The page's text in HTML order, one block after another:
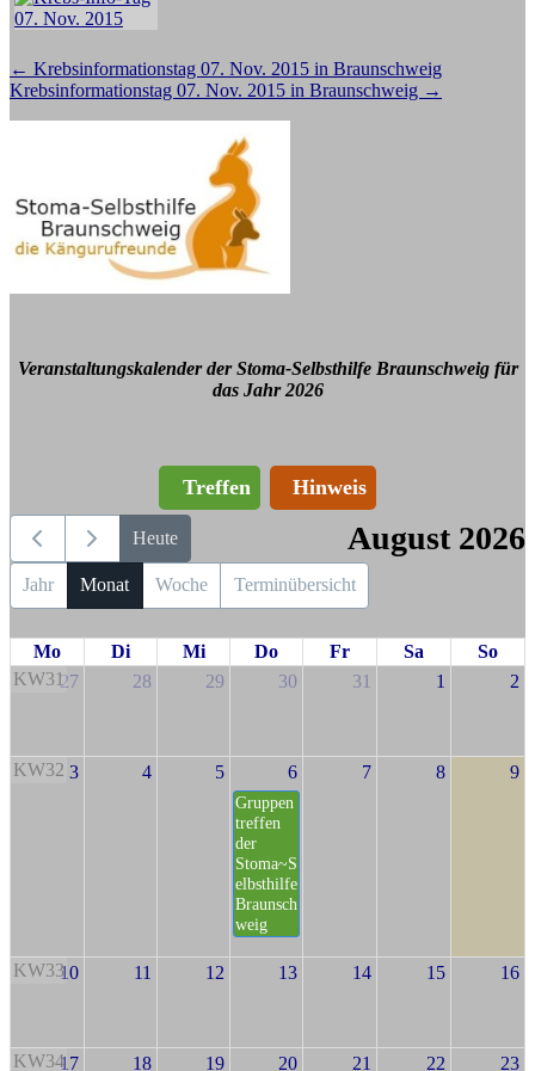
Beitragsnavigation
← Krebsinformationstag 07. Nov. 2015 in Braunschweig
Krebsinformationstag 07. Nov. 2015 in Braunschweig →
Veranstaltungskalender der Stoma-Selbsthilfe Braunschweig für
das Jahr 2026
Treffen Hinweis
Heute August 2026
Jahr Monat Woche Terminübersicht
Mo Di Mi Do Fr Sa
So
KW3127 28 29 30 31 1 2
KW32 3 4 5 6
Gruppen
treffen
der
Stoma~S
elbsthilfe
Braunsch
weig
7 8 9
KW3310 11 12 13 14 15 16
KW3417 18 19 20 21 22 23